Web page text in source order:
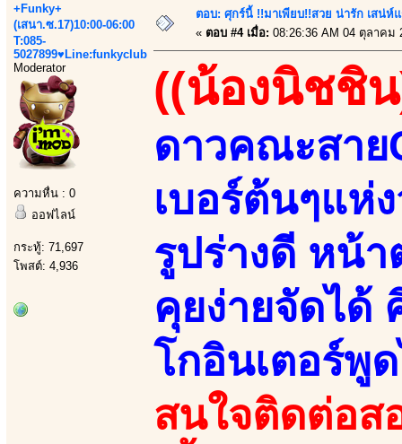
+Funky+
(เสนา.ซ.17)10:00-06:00
T:085-
5027899♥Line:funkyclub
Moderator
ความหื่น : 0
ออฟไลน์
กระทู้: 71,697
โพสต์: 4,936
ตอบ: ศุกร์นี้ !!มาเพียบ!!สวย น่ารัก เสน่ห์
« ตอบ #4 เมื่อ: 08:26:36 AM 04 ตุลาคม
((น้องนิชชิ
ดาวคณะสา
เบอร์ต้นๆแห่
รูปร่างดี หน้
คุยง่ายจัดได้
โกอินเตอร์พู
สนใจติดต่อส